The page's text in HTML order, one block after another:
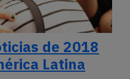
de 2018
Latina